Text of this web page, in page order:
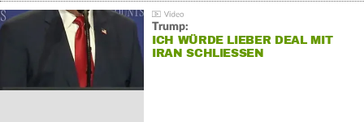
Trump:
ICH WÜRDE LIEBER DEAL MIT
IRAN SCHLIESSEN